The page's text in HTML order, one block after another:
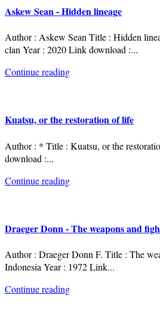
Askew Sean - Hidden lineage
Author : Askew Sean Title : Hidden
clan Year : 2020 Link download :...
Continue reading
Kuatsu, or the restoration of life
Author : * Title : Kuatsu, or the
download :...
Continue reading
Draeger Donn - The weapons and
Author : Draeger Donn F. Title : The
Indonesia Year : 1972 Link...
Continue reading